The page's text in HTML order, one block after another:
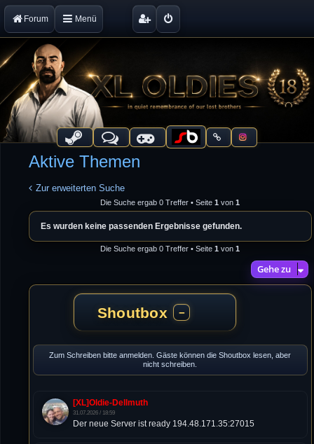
Forum Menü
Aktive Themen
Zur erweiterten Suche
Die Suche ergab 0 Treffer • Seite1 von1
Es wurden keine passenden Ergebnisse gefunden.
Die Suche ergab 0 Treffer • Seite1 von1
Gehe zu
Shoutbox −
Zum Schreiben bitte anmelden. Gäste können die Shoutbox lesen, aber
nicht schreiben.
[XL]Oldie-Dellmuth
31.07.2026 / 18:59
Der neue Server ist ready 194.48.171.35:27015